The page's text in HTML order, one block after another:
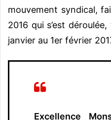
mouvement syndical,
2016 qui s’est
janvier au 1er février
Excellence